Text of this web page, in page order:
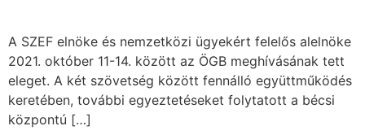
A SZEF elnöke és nemzetközi ügyekért felelős alelnöke
2021. október 11-14. között az ÖGB meghívásának tett
eleget. A két szövetség között fennálló együttműködés
keretében, további egyeztetéseket folytatott a bécsi
központú […]